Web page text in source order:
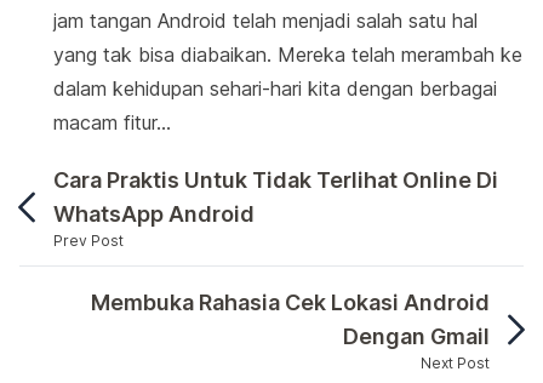
jam tangan Android telah menjadi salah satu hal
yang tak bisa diabaikan. Mereka telah merambah ke
dalam kehidupan sehari-hari kita dengan berbagai
macam fitur…
Cara Praktis Untuk Tidak Terlihat Online Di
WhatsApp Android
Prev Post
Pentingnya kesehatan jantung tidak bisa
Membuka Rahasia Cek Lokasi Android
Dengan Gmail
Next Post